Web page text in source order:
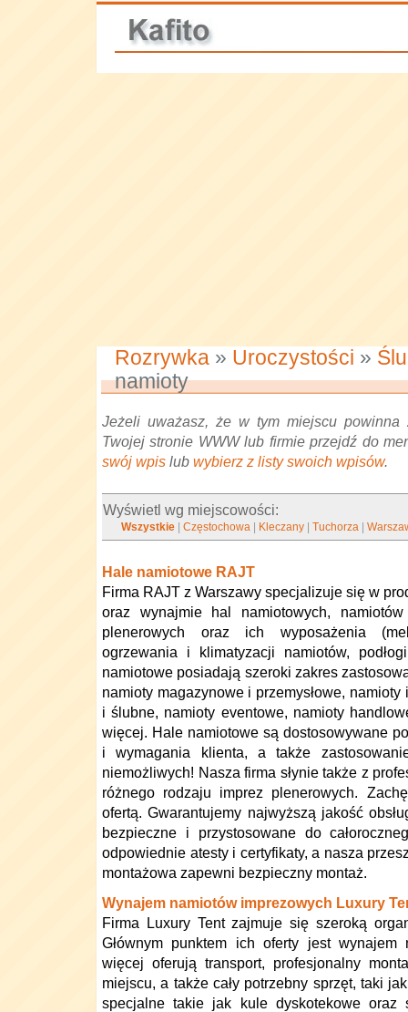
Rozrywka » Uroczystości »
namioty
Jeżeli uważasz, że w tym miejscu powinna
Twojej stronie WWW lub firmie przejdź do
swój wpis lub wybierz z listy swoich wpisów.
Wyświetl wg miejscowości:
Wszystkie |Częstochowa Kleczany |Tuchorza |
Hale namiotowe RAJT
Firma RAJT z Warszawy specjalizuje się w
oraz wynajmie hal namiotowych,
plenerowych oraz ich wyposażenia
ogrzewania i klimatyzacji namiotów,
namiotowe posiadają szeroki zakres
namioty magazynowe i przemysłowe,
i ślubne, namioty eventowe, namioty
więcej. Hale namiotowe są dostosowywane
i wymagania klienta, a także
niemożliwych! Nasza firma słynie także z
różnego rodzaju imprez plenerowych.
ofertą. Gwarantujemy najwyższą jakość
bezpieczne i przystosowane do
odpowiednie atesty i certyfikaty, a nasza
montażowa zapewni bezpieczny montaż.
Wynajem namiotów imprezowych Luxury
Firma Luxury Tent zajmuje się szeroką
Głównym punktem ich oferty jest wynajem
więcej oferują transport, profesjonalny
miejscu, a także cały potrzebny sprzęt, taki
specjalne takie jak kule dyskotekowe oraz